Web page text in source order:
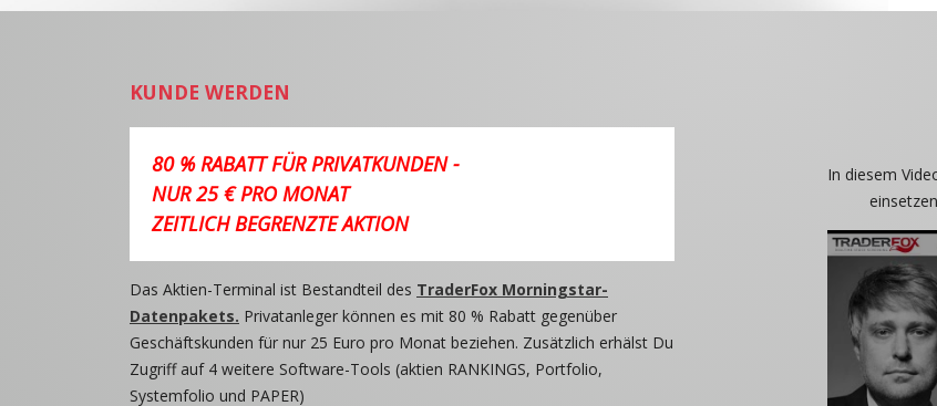
KUNDE WERDEN
80 % RABATT FÜR PRIVATKUNDEN -
NUR 25 € PRO MONAT
ZEITLICH BEGRENZTE AKTION
Das Aktien-Terminal ist Bestandteil des TraderFox Morningstar-
Datenpakets. Privatanleger können es mit 80 % Rabatt gegenüber
Geschäftskunden für nur 25 Euro pro Monat beziehen. Zusätzlich erhälst Du
Zugriff auf 4 weitere Software-Tools (aktien RANKINGS, Portfolio,
Systemfolio und PAPER)
In diesem